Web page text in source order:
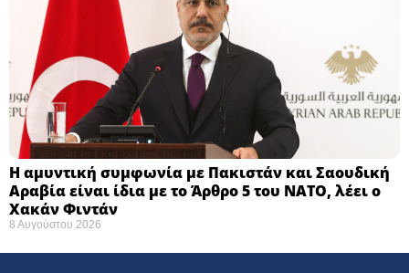
Η αμυντική συμφωνία με Πακιστάν και Σαουδική
Αραβία είναι ίδια με το Άρθρο 5 του ΝΑΤΟ, λέει ο
Χακάν Φιντάν
8 Αυγούστου 2026